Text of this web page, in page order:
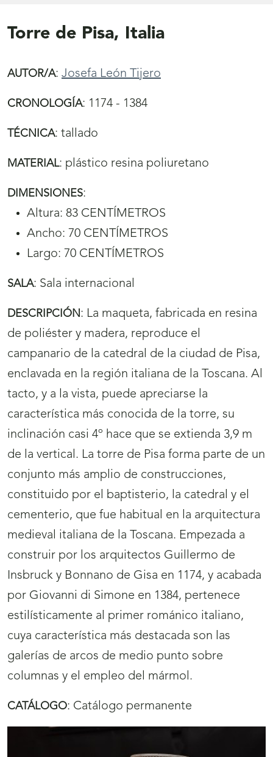
Torre de Pisa, Italia
AUTOR/A: Josefa León Tijero
CRONOLOGÍA: 1174 - 1384
TÉCNICA: tallado
MATERIAL: plástico resina poliuretano
DIMENSIONES:
Altura: 83 CENTÍMETROS
Ancho: 70 CENTÍMETROS
Largo: 70 CENTÍMETROS
SALA: Sala internacional
DESCRIPCIÓN: La maqueta, fabricada en resina
de poliéster y madera, reproduce el
campanario de la catedral de la ciudad de Pisa,
enclavada en la región italiana de la Toscana. Al
tacto, y a la vista, puede apreciarse la
característica más conocida de la torre, su
inclinación casi 4º hace que se extienda 3,9 m
de la vertical. La torre de Pisa forma parte de un
conjunto más amplio de construcciones,
constituido por el baptisterio, la catedral y el
cementerio, que fue habitual en la arquitectura
medieval italiana de la Toscana. Empezada a
construir por los arquitectos Guillermo de
Insbruck y Bonnano de Gisa en 1174, y acabada
por Giovanni di Simone en 1384, pertenece
estilísticamente al primer románico italiano,
cuya característica más destacada son las
galerías de arcos de medio punto sobre
columnas y el empleo del mármol.
CATÁLOGO: Catálogo permanente